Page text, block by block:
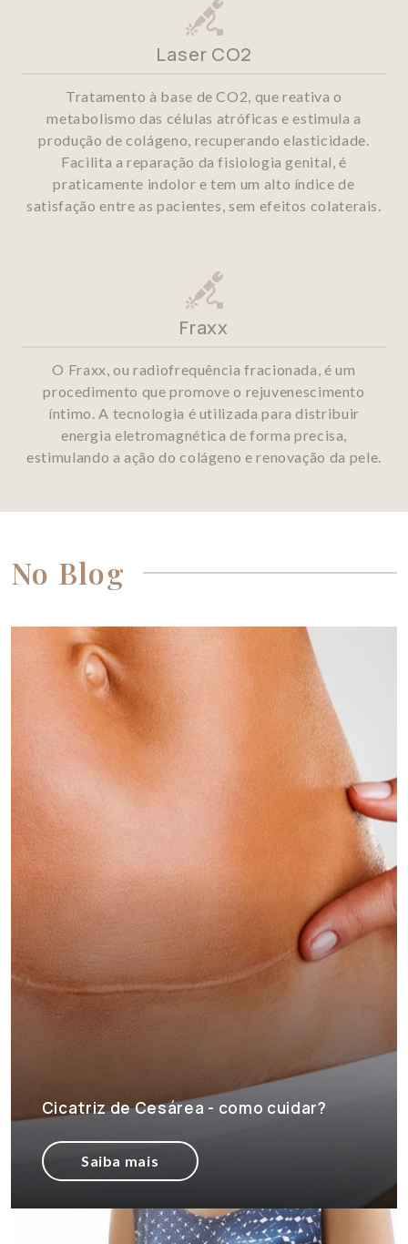
Laser CO2
Tratamento à base de CO2, que reativa o
metabolismo das células atróficas e estimula a
produção de colágeno, recuperando elasticidade.
Facilita a reparação da fisiologia genital, é
praticamente indolor e tem um alto índice de
satisfação entre as pacientes, sem efeitos colaterais.
Fraxx
O Fraxx, ou radiofrequência fracionada, é um
procedimento que promove o rejuvenescimento
íntimo. A tecnologia é utilizada para distribuir
energia eletromagnética de forma precisa,
estimulando a ação do colágeno e renovação da pele.
No Blog
Cicatriz de Cesárea - como cuidar?
Saiba mais